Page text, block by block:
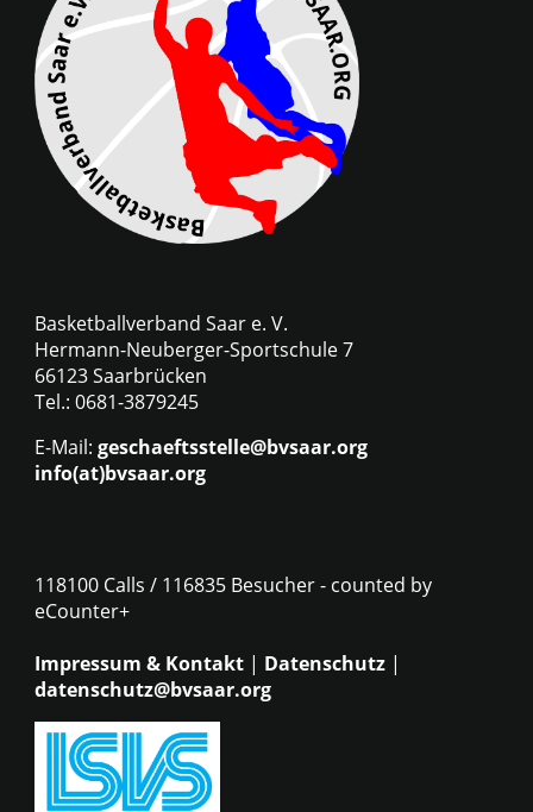
Basketballverband Saar e. V.
Hermann-Neuberger-Sportschule 7
66123 Saarbrücken
Tel.: 0681-3879245
E-Mail: geschaeftsstelle@bvsaar.org
info(at)bvsaar.org
118100 Calls / 116835 Besucher - counted by
eCounter+
Impressum & Kontakt | Datenschutz |
datenschutz@bvsaar.org